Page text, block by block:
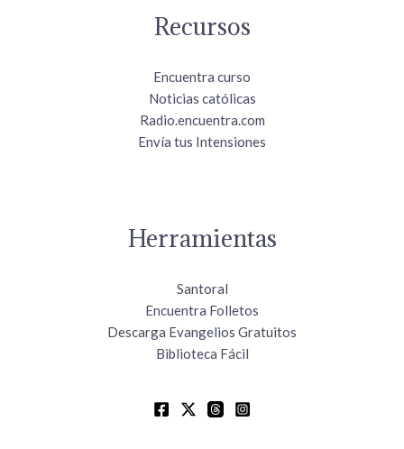
Recursos
Encuentra curso
Noticias católicas
Radio.encuentra.com
Envía tus Intensiones
Herramientas
Santoral
Encuentra Folletos
Descarga Evangelios Gratuitos
Biblioteca Fácil